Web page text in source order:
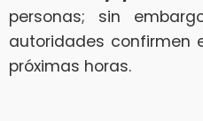
personas; sin
autoridades confirmen
próximas horas.